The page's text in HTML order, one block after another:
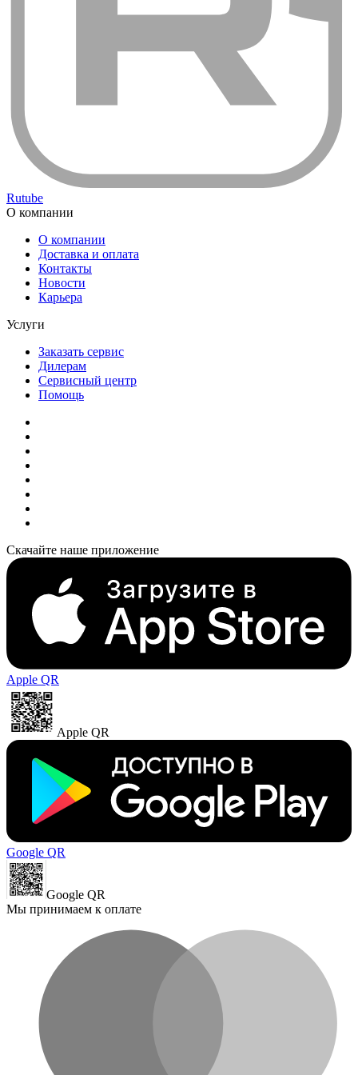
Rutube
О компании
О компании
Доставка и оплата
Контакты
Новости
Карьера
Услуги
Заказать сервис
Дилерам
Сервисный центр
Помощь
Скачайте наше приложение
Apple QR
Apple QR
Google QR
Google QR
Мы принимаем к оплате